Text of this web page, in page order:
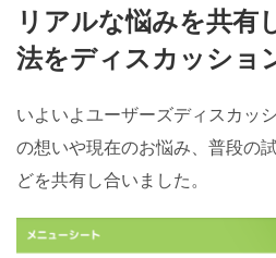
リアルな悩みを共有
法をディスカッショ
いよいよユーザーズディスカッ
の想いや現在のお悩み、普段の
どを共有し合いました。